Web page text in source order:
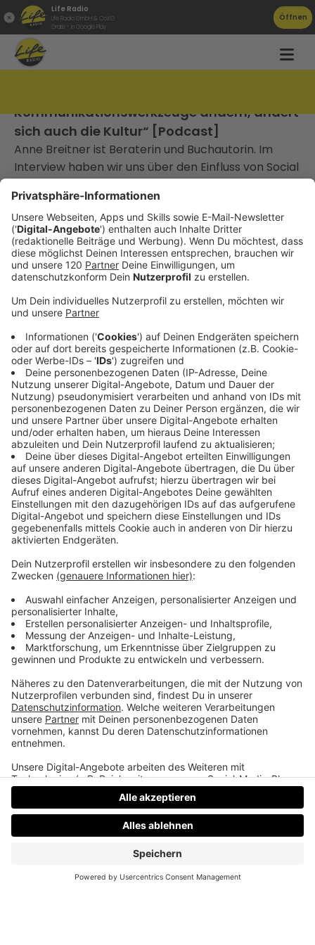
Life Radio
Life Radio GmbH & Co.KG
Gratis - in Google Play
Öffnen
Kommunikationswerkzeuge ändern, ändert
sich auch die Kultur“ [Podcast]
Anne Breitner ist Beraterin und Buchautorin. Im
Interview haben wir uns über den Einfluss von Social
Personalentwicklung unterhalten.
Gute Arbeit, die niemand kennt, gewinnt keinen
Markt.
haben kein Qualitätsproblem. Sie sind besser als ihr
Alle zwei Wochen schreibe ich einen Gedanken
darüber, wie sich das ändern lässt. Ein Thema, kein
Sammelbrief.
→teddy.click/newsletter
Wie sichtbar ist dein Unternehmen wirklich?
Der Potenzial-Check dauert vier Minuten. Danach
hast du einen Report mit einer Zahl und fünf
Bereichen — und siehst, wo bei euch draußen nichts
ankommt. Kein Verkaufsgespräch.
→teddy.click/podsignal
Pitch.teddy.click/termin
Daniel Friesenecker baut Unternehmern ihr
eigenes Medium. Podcast, Video, Strategie. Studio:
TeddyLab, Linz.
LinkedIn:
linkedin.com/in/friesenecker
Folge abonnieren:Apple·Spotify· YouTube
alle
Plattformen und RSS
Datenschutz